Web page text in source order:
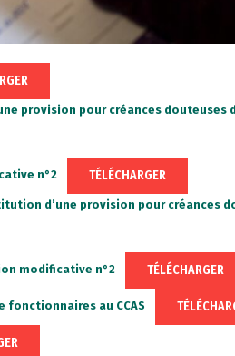
provision pour créances douteuses
n°2 TÉLÉCHARGER
d’une provision pour créances
modificative n°2 TÉLÉCHARGER
fonctionnaires au CCAS